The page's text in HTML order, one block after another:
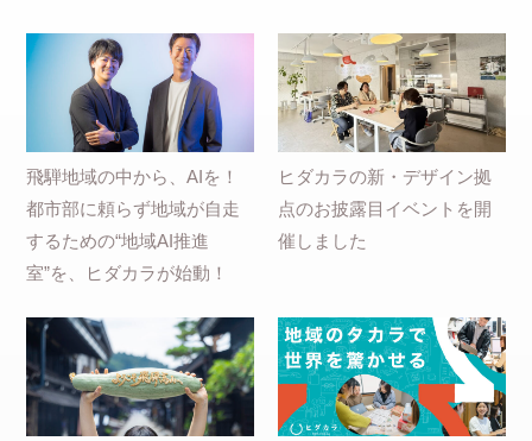
飛騨地域の中から、AIを！
都市部に頼らず地域が自走
するための“地域AI推進
室”を、ヒダカラが始動！
ヒダカラの新・デザイン拠
点のお披露目イベントを開
催しました